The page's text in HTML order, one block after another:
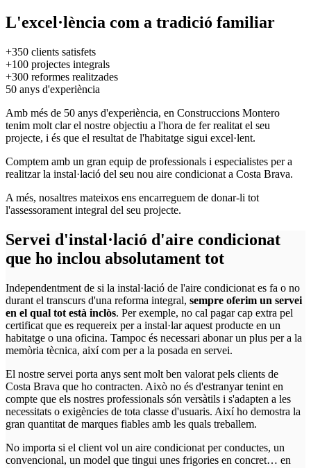
L'excel·lència com a tradició familiar
+350 clients satisfets
+100 projectes integrals
+300 reformes realitzades
50 anys d'experiència
Amb més de 50 anys d'experiència, en Construccions Montero
tenim molt clar el nostre objectiu a l'hora de fer realitat el seu
projecte, i és que el resultat de l'habitatge sigui excel·lent.
Comptem amb un gran equip de professionals i especialistes per a
realitzar la instal·lació del seu nou aire condicionat a Costa Brava.
A més, nosaltres mateixos ens encarreguem de donar-li tot
l'assessorament integral del seu projecte.
Servei d'instal·lació d'aire condicionat
que ho inclou absolutament tot
Independentment de si la instal·lació de l'aire condicionat es fa o no
durant el transcurs d'una reforma integral, sempre oferim un servei
en el qual tot està inclòs. Per exemple, no cal pagar cap extra pel
certificat que es requereix per a instal·lar aquest producte en un
habitatge o una oficina. Tampoc és necessari abonar un plus per a la
memòria tècnica, així com per a la posada en servei.
El nostre servei porta anys sent molt ben valorat pels clients de
Costa Brava que ho contracten. Això no és d'estranyar tenint en
compte que els nostres professionals són versàtils i s'adapten a les
necessitats o exigències de tota classe d'usuaris. Així ho demostra la
gran quantitat de marques fiables amb les quals treballem.
No importa si el client vol un aire condicionat per conductes, un
convencional, un model que tingui unes frigories en concret… en